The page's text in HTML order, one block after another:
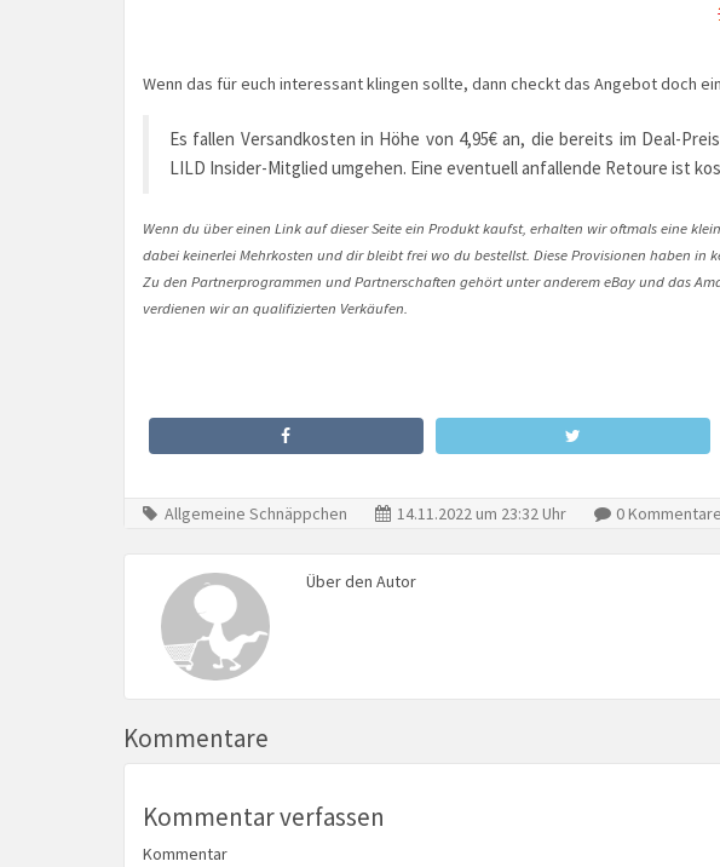
Wenn das für euch interessant klingen sollte, dann checkt das Angebot doch
Es fallen Versandkosten in Höhe von 4,95€ an, die bereits im Deal-
LILD Insider-Mitglied umgehen. Eine eventuell anfallende Retoure ist
Wenn du über einen Link auf dieser Seite ein Produkt kaufst, erhalten wir oftmals eine
dabei keinerlei Mehrkosten und dir bleibt frei wo du bestellst. Diese Provisionen haben in
Zu den Partnerprogrammen und Partnerschaften gehört unter anderem eBay und das
verdienen wir an qualifizierten Verkäufen.
Allgemeine Schnäppchen 14.11.2022 um 23:32 Uhr 0 Kommentare
Über den Autor
Kommentare
Kommentar verfassen
Kommentar